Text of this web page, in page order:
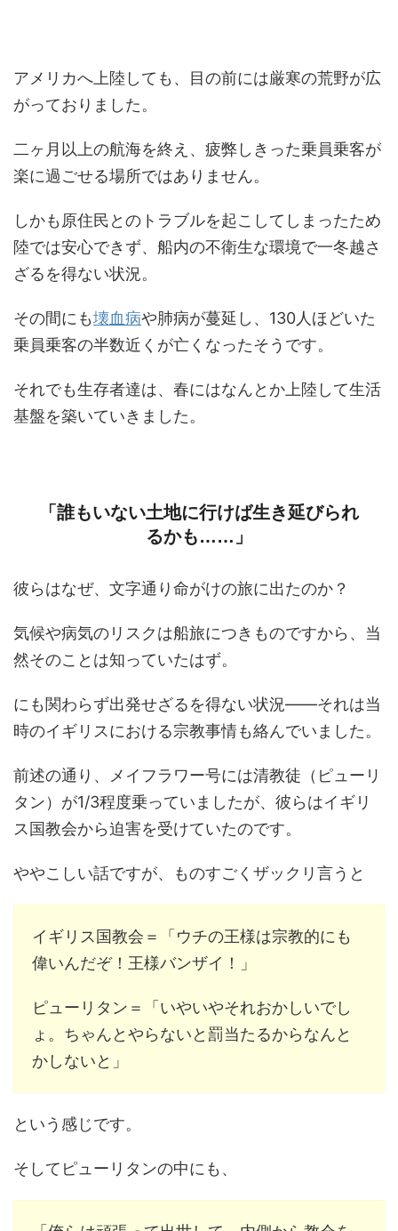
アメリカへ上陸しても、目の前には厳寒の荒野が広
がっておりました。
二ヶ月以上の航海を終え、疲弊しきった乗員乗客が
楽に過ごせる場所ではありません。
しかも原住民とのトラブルを起こしてしまったため
陸では安心できず、船内の不衛生な環境で一冬越さ
ざるを得ない状況。
その間にも壊血病や肺病が蔓延し、130人ほどいた
乗員乗客の半数近くが亡くなったそうです。
それでも生存者達は、春にはなんとか上陸して生活
基盤を築いていきました。
「誰もいない土地に行けば生き延びられ
るかも……」
彼らはなぜ、文字通り命がけの旅に出たのか？
気候や病気のリスクは船旅につきものですから、当
然そのことは知っていたはず。
にも関わらず出発せざるを得ない状況――それは当
時のイギリスにおける宗教事情も絡んでいました。
前述の通り、メイフラワー号には清教徒（ピューリ
タン）が1/3程度乗っていましたが、彼らはイギリ
ス国教会から迫害を受けていたのです。
ややこしい話ですが、ものすごくザックリ言うと
イギリス国教会＝「ウチの王様は宗教的にも
偉いんだぞ！王様バンザイ！」
ピューリタン＝「いやいやそれおかしいでし
ょ。ちゃんとやらないと罰当たるからなんと
かしないと」
という感じです。
そしてピューリタンの中にも、